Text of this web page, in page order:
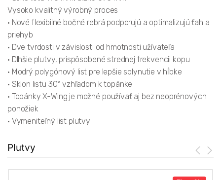
Vysoko kvalitný výrobný proces
• Nové flexibilné bočné rebrá podporujú a optimalizujú ťah a
priehyb
• Dve tvrdosti v závislosti od hmotnosti užívateľa
• Dlhšie plutvy, prispôsobené strednej frekvencii kopu
• Modrý polygónový list pre lepšie splynutie v hĺbke
• Sklon listu 30° vzhľadom k topánke
• Topánky X-Wing je možné používať aj bez neoprénových
ponožiek
• Vymeniteľný list plutvy
Plutvy